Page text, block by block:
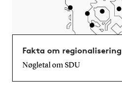
Fakta om regionalisering
Nøgletal om SDU